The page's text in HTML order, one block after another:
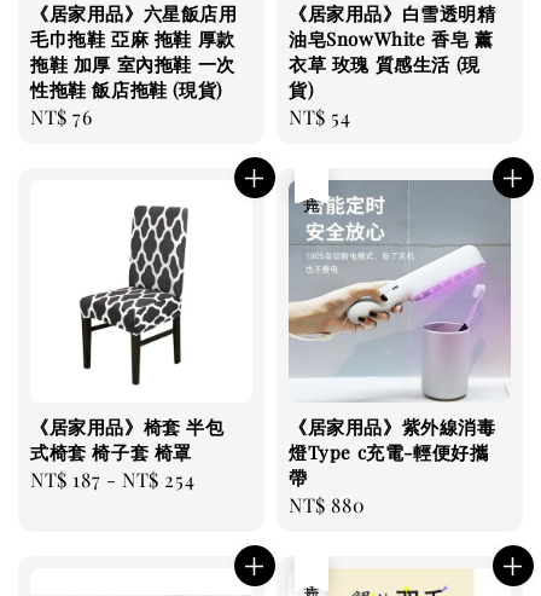
《居家用品》六星飯店用
毛巾拖鞋 亞麻 拖鞋 厚款
拖鞋 加厚 室內拖鞋 一次
性拖鞋 飯店拖鞋 (現貨)
Regular
NT$ 76
《居家用品》白雪透明精
油皂SnowWhite 香皂 薰
衣草 玫瑰 質感生活 (現
貨)
Regular
NT$ 54
《居家用品》椅套 半包
式椅套 椅子套 椅罩
Regular
NT$ 187 -NT$ 254
《居家用品》紫外線消毒
燈Type c充電-輕便好攜
帶
Regular
NT$ 880